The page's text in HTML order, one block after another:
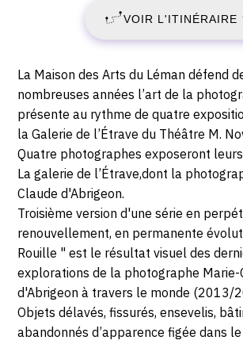
PINTEREST
-
7
2020
Novarina.,
Théâtre
Maurice
Novarina
4
bis
avenue
d’Evian,
74200
Thonon-
les-
Bains
VOIR L'ITINÉRAIRE
Description,
horaires...
La Maison des Arts du Léman défend
nombreuses années l’art de la
présente au rythme de quatre
la Galerie de l’Étrave du Théâtre M.
Quatre photographes exposeront
La galerie de l’Étrave,dont la
Claude d'Abrigeon.
Troisième version d'une série en
renouvellement, en permanente
Rouille " est le résultat visuel des
explorations de la photographe Marie-
d'Abrigeon à travers le monde (2013/
Objets délavés, fissurés, ensevelis,
abandonnés d’apparence figée dans